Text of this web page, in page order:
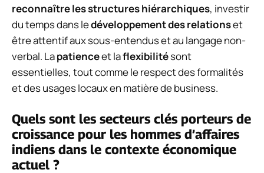
reconnaître les structures hiérarchiques, investir
du temps dans ledéveloppement des relationset
être attentif aux sous-entendus et au langage non-
verbal. Lapatienceet laflexibilitésont
essentielles, tout comme le respect des formalités
et des usages locaux en matière de business.
Quels sont les secteurs clés porteurs de
croissance pour les hommes d’affaires
indiens dans le contexte économique
actuel ?